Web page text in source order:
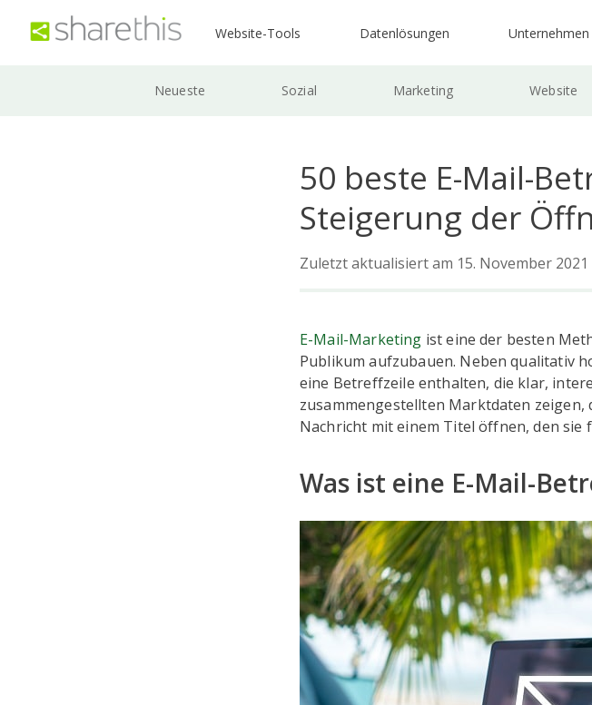
Website-Tools Datenlösungen Unternehmen
Neueste Sozial Marketing Website
50 beste E-Mail-
Steigerung der
Zuletzt aktualisiert am 15. November 2021
E-Mail-Marketing ist eine der besten
Publikum aufzubauen. Neben qualitativ
eine Betreffzeile enthalten, die klar,
zusammengestellten Marktdaten zeigen,
Nachricht mit einem Titel öffnen, den sie
Was ist eine E-Mail-